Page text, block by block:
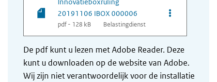
20191106 IBOX 000006
pdf - 128 kB Belastingdienst
Opties van
De pdf kunt u lezen met Adobe Reader. Deze
kunt u downloaden op de website van Adobe.
Wij zijn niet verantwoordelijk voor de installatie